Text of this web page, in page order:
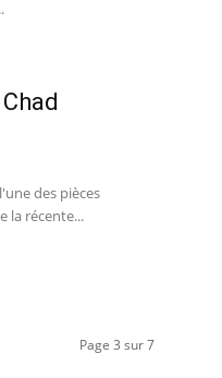
des pièces
la récente...
Page 3 sur 7